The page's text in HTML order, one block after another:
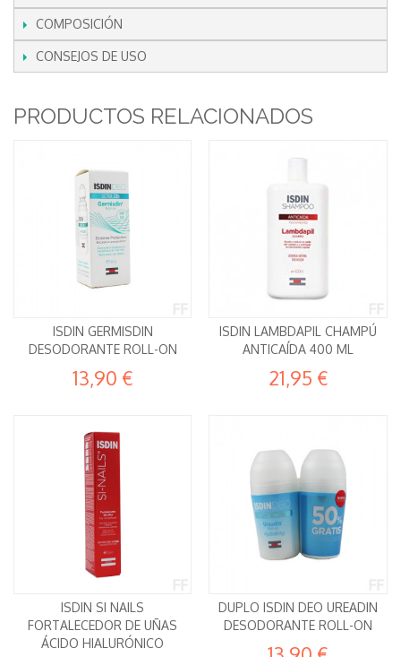
COMPOSICIÓN
CONSEJOS DE USO
PRODUCTOS RELACIONADOS
ISDIN GERMISDIN
DESODORANTE ROLL-ON
13,90 €
ISDIN LAMBDAPIL CHAMPÚ
ANTICAÍDA 400 ML
21,95 €
ISDIN SI NAILS
FORTALECEDOR DE UÑAS
ÁCIDO HIALURÓNICO
DUPLO ISDIN DEO UREADIN
DESODORANTE ROLL-ON